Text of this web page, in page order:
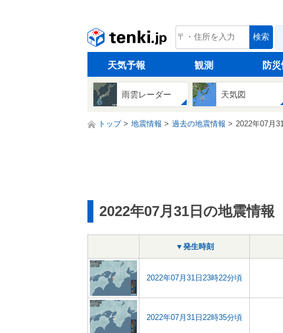
tenki.jp 検索
天気予報 観測 防
雨雲レーダー 天気図
トップ 地震情報 過去の地震情報 2022年07月
2022年07月31日の地震情報
▼発生時刻
2022年07月31日23時22分頃
2022年07月31日22時35分頃